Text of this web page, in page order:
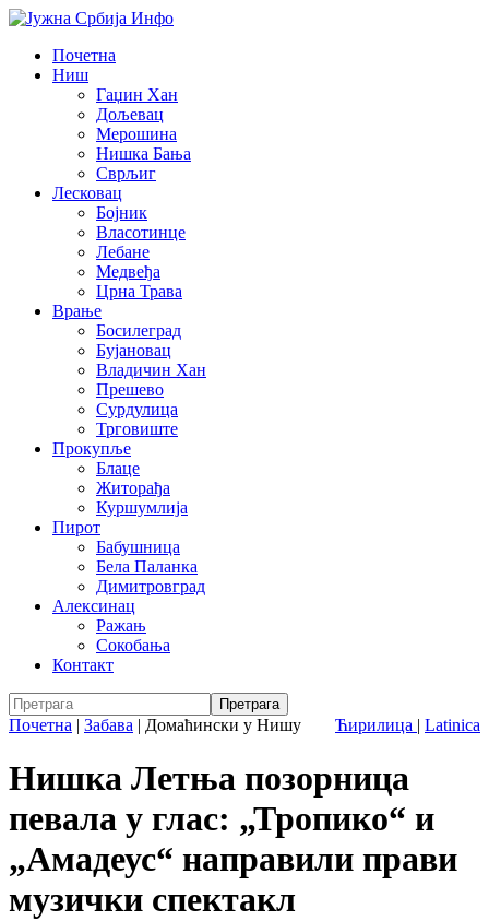
Почетна
Ниш
Гаџин Хан
Дољевац
Мерошина
Нишка Бања
Сврљиг
Лесковац
Бојник
Власотинце
Лебане
Медвеђа
Црна Трава
Врање
Босилеград
Бујановац
Владичин Хан
Прешево
Сурдулица
Трговиште
Прокупље
Блаце
Житорађа
Куршумлија
Пирот
Бабушница
Бела Паланка
Димитровград
Алексинац
Ражањ
Сокобања
Контакт
Ћирилица | Latinica
Почетна | Забава | Домаћински у Нишу
Нишка Летња позорница
певала у глас: „Тропико“ и
„Амадеус“ направили прави
музички спектакл